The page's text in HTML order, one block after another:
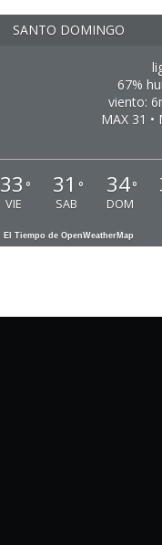
SANTO DOMINGO
67%
viento:
MAX 31 •
33 °
VIE
31 °
SAB
34°
DOM
El Tiempo de OpenWeatherMap